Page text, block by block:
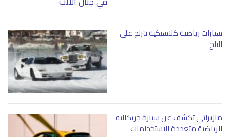
سيارات رياضية كلاسيكية تتزلج على
الثلج
مازيراتي تكشف عن سيارة جريكاليه
الرياضية متعددة الاستخدامات